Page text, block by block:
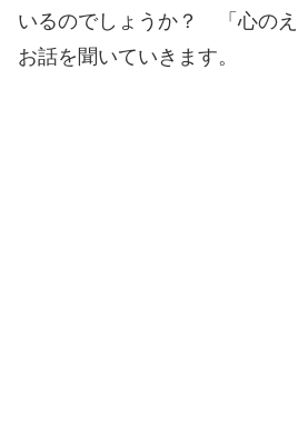
いるのでしょうか？ 「心のえ
お話を聞いていきます。